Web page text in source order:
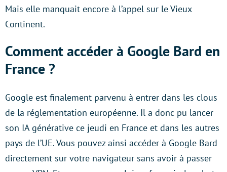
Mais elle manquait encore à l’appel sur le Vieux
Continent.
Comment accéder à Google Bard en
France ?
Google est finalement parvenu à entrer dans les clous
de la réglementation européenne. Il a donc pu lancer
son IA générative ce jeudi en France et dans les autres
pays de l’UE. Vous pouvez ainsi accéder à Google Bard
directement sur votre navigateur sans avoir à passer